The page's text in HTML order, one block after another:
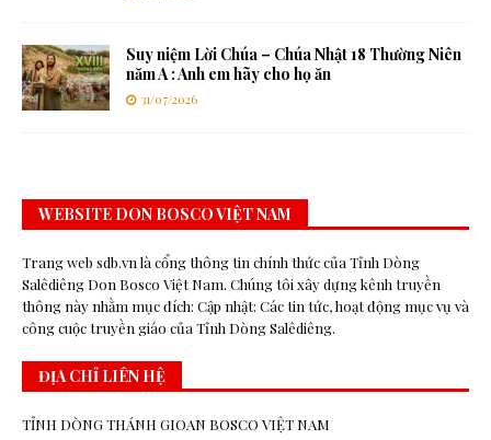
Suy niệm Lời Chúa – Chúa Nhật 18 Thường Niên
năm A : Anh em hãy cho họ ăn
31/07/2026
WEBSITE DON BOSCO VIỆT NAM
Trang web sdb.vn là cổng thông tin chính thức của Tỉnh Dòng
Salêdiêng Don Bosco Việt Nam. Chúng tôi xây dựng kênh truyền
thông này nhằm mục đích: Cập nhật: Các tin tức, hoạt động mục vụ và
công cuộc truyền giáo của Tỉnh Dòng Salêdiêng.
ĐỊA CHỈ LIÊN HỆ
TỈNH DÒNG THÁNH GIOAN BOSCO VIỆT NAM